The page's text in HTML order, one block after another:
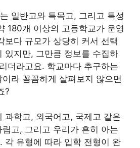
일반고와 특목고, 그리고 특성
180개 이상의 고등학교가 운영
보다 규모가 상당히 커서 선택
있지만, 그만큼 정보를 수집하
더라고요. 학교마다 추구하는
라 꼼꼼하게 살펴보지 않으면
?
과학고, 외국어고, 국제고 같은
고, 그리고 우리가 흔히 아는
각 유형에 따라 입학 전형이 완